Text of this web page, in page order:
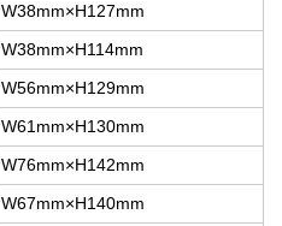
W38mm×H127mm
W38mm×H114mm
W56mm×H129mm
W61mm×H130mm
W76mm×H142mm
W67mm×H140mm